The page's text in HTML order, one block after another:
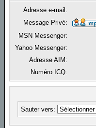
Adresse e-mail:
Message Privé:
MSN Messenger:
Yahoo Messenger:
Adresse AIM:
Numéro ICQ:
Sauter vers: